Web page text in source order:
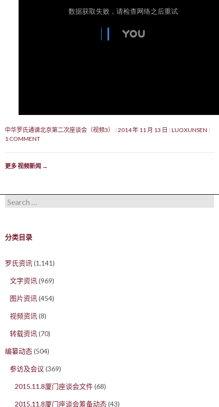
中华罗氏通谱北京第二次座谈会（视频3） 2014 年 11 月 13 日
LUOXUNSEN
1 COMMENT
更多 视频新闻 →
Search for:
分类目录
罗氏资讯(1,141)
文字资讯(969)
图片资讯(454)
视频资讯(8)
转载资讯(70)
编纂动态(504)
参访及会议 (369)
2015.11.8厦门座谈会文件(68)
2015.11.8厦门座谈会筹备动态(43)